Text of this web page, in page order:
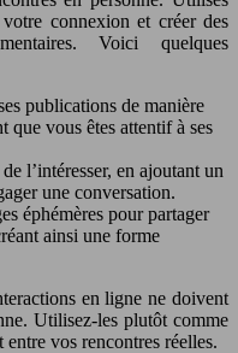
connexion et créer des
Voici quelques
publications de manière
que vous êtes attentif à ses
l’intéresser, en ajoutant un
une conversation.
éphémères pour partager
ainsi une forme
en ligne ne doivent
Utilisez-les plutôt comme
vos rencontres réelles.